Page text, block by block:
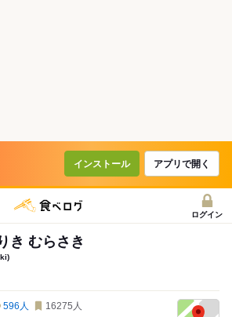
インストール アプリで開く
ログイン
き むらさき
596 人 16275 人